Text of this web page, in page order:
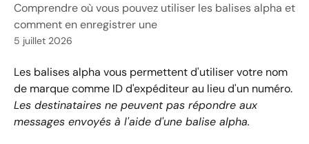
Comprendre où vous pouvez utiliser les balises alpha et
comment en enregistrer une
5 juillet 2026
Les balises alpha vous permettent d'utiliser votre nom
de marque comme ID d'expéditeur au lieu d'un numéro.
Les destinataires ne peuvent pas répondre aux
messages envoyés à l'aide d'une balise alpha.